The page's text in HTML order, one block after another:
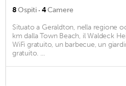
8Ospiti · 4Camere
Situato a Geraldton, nella regione
km dalla Town Beach, il Waldeck
WiFi gratuito, un barbecue, un
gratuito. ...